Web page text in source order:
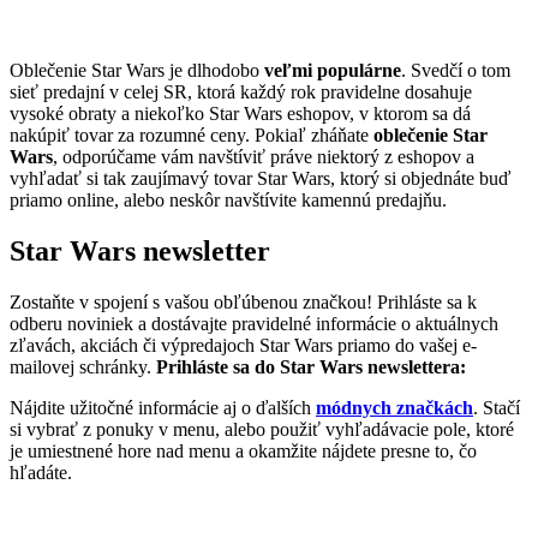
Oblečenie Star Wars je dlhodobo veľmi populárne. Svedčí o tom
sieť predajní v celej SR, ktorá každý rok pravidelne dosahuje
vysoké obraty a niekoľko Star Wars eshopov, v ktorom sa dá
nakúpiť tovar za rozumné ceny. Pokiaľ zháňate oblečenie Star
Wars, odporúčame vám navštíviť práve niektorý z eshopov a
vyhľadať si tak zaujímavý tovar Star Wars, ktorý si objednáte buď
priamo online, alebo neskôr navštívite kamennú predajňu.
Star Wars newsletter
Zostaňte v spojení s vašou obľúbenou značkou! Prihláste sa k
odberu noviniek a dostávajte pravidelné informácie o aktuálnych
zľavách, akciách či výpredajoch Star Wars priamo do vašej e-
mailovej schránky. Prihláste sa do Star Wars newslettera:
Nájdite užitočné informácie aj o ďalších módnych značkách. Stačí
si vybrať z ponuky v menu, alebo použiť vyhľadávacie pole, ktoré
je umiestnené hore nad menu a okamžite nájdete presne to, čo
hľadáte.